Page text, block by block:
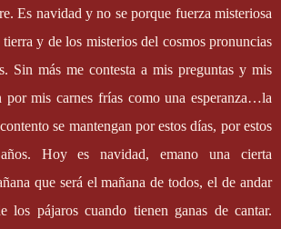
Es navidad y no se porque fuerza misteriosa
tierra y de los misterios del cosmos pronuncias
Sin más me contesta a mis preguntas y mis
por mis carnes frías como una esperanza…la
se mantengan por estos días, por estos
Hoy es navidad, emano una cierta
que será el mañana de todos, el de andar
los pájaros cuando tienen ganas de cantar.